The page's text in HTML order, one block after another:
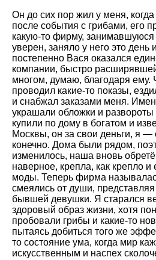
Он до сих пор жил у меня, когда
после события с грибами, его
какую-то фирму,
уверен, заняло у него это день
постепенно Вася оказался
компании, быстро
многом, думаю, благодаря ему.
проводил какие-то показы,
и снабжал заказами меня.
украшали обложки и
купили по дому в богатом и
Москвы, он за свои деньги, я
конечно. Дома были рядом,
изменилось, наша вновь
наверное, крепла, как крепло
моды. Теперь фирма
смеялись от души,
бывшей девушки. Я старался
здоровый образ жизни, хотя
пробовали грибы и какие-то
пытаясь добиться того же
то состояние ума, когда мир
искусственным и наспех